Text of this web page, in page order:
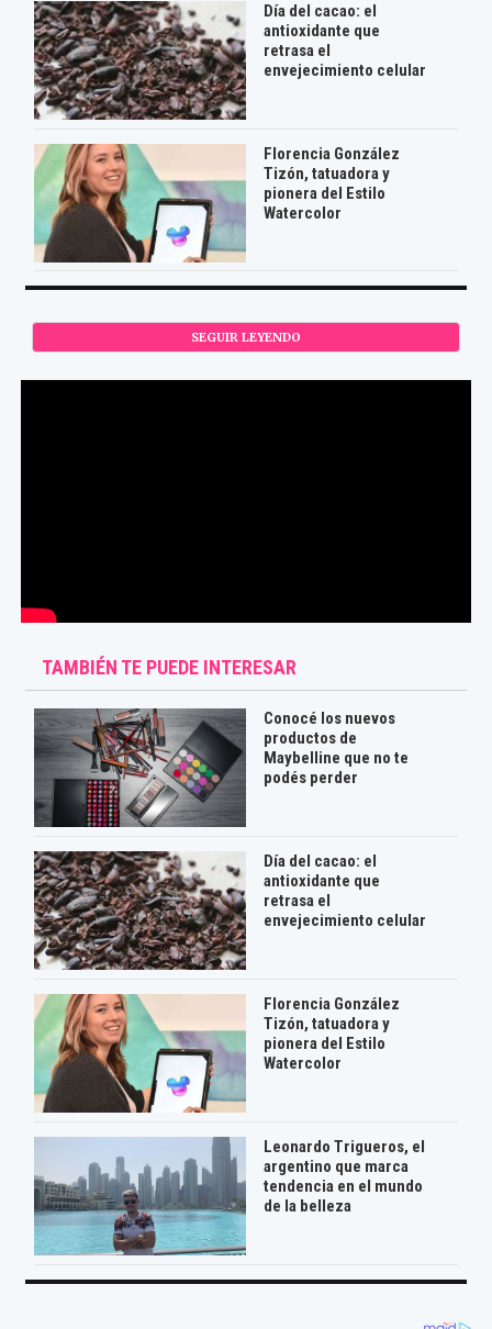
Día del cacao: el
antioxidante que
retrasa el
envejecimiento celular
Florencia González
Tizón, tatuadora y
pionera del Estilo
Watercolor
SEGUIR LEYENDO
TAMBIÉN TE PUEDE INTERESAR
Conocé los nuevos
productos de
Maybelline que no te
podés perder
Día del cacao: el
antioxidante que
retrasa el
envejecimiento celular
Florencia González
Tizón, tatuadora y
pionera del Estilo
Watercolor
Leonardo Trigueros, el
argentino que marca
tendencia en el mundo
de la belleza